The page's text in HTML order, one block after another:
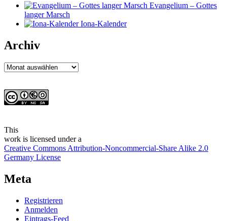
Evangelium – Gottes
langer Marsch
Iona-Kalender
Archiv
Archiv
This
work is licensed under a
Creative Commons Attribution-Noncommercial-Share Alike 2.0
Germany License
Meta
Registrieren
Anmelden
Eintrags-Feed